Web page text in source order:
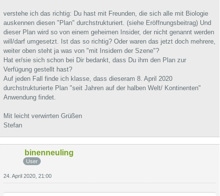
verstehe ich das richtig: Du hast mit Freunden, die sich alle mit Biologie
auskennen diesen "Plan" durchstrukturiert. (siehe Eröffnungsbeitrag) Und
dieser Plan wird so von einem geheimen Insider, der nicht genannt werden
will/darf umgesetzt. Ist das so richtig? Oder waren das jetzt doch mehrere,
weiter oben steht ja was von "mit Insidern der Szene"?
Hat er/sie sich schon bei Dir bedankt, dass Du ihm den Plan zur
Verfügung gestellt hast?
Auf jeden Fall finde ich klasse, dass dieseram 8. April 2020
durchstrukturierte Plan "seit Jahren auf der halben Welt/ Kontinenten"
Anwendung findet.
Mit leicht verwirrten Grüßen
Stefan
binenneuling
User
24. April 2020, 21:00